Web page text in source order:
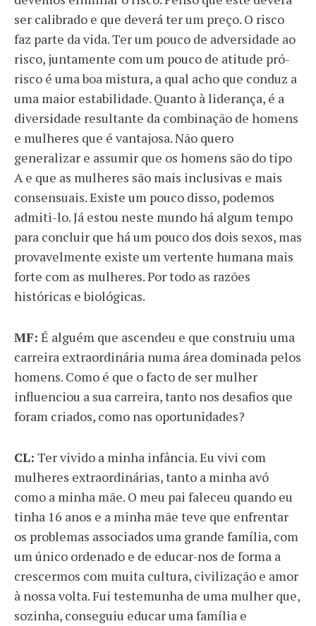
ser calibrado e que deverá ter um preço. O risco
faz parte da vida. Ter um pouco de adversidade ao
risco, juntamente com um pouco de atitude pró-
risco é uma boa mistura, a qual acho que conduz a
uma maior estabilidade. Quanto à liderança, é a
diversidade resultante da combinação de homens
e mulheres que é vantajosa. Não quero
generalizar e assumir que os homens são do tipo
A e que as mulheres são mais inclusivas e mais
consensuais. Existe um pouco disso, podemos
admiti-lo. Já estou neste mundo há algum tempo
para concluir que há um pouco dos dois sexos, mas
provavelmente existe um vertente humana mais
forte com as mulheres. Por todo as razões
históricas e biológicas.
MF: É alguém que ascendeu e que construiu uma
carreira extraordinária numa área dominada pelos
homens. Como é que o facto de ser mulher
influenciou a sua carreira, tanto nos desafios que
foram criados, como nas oportunidades?
CL: Ter vivido a minha infância. Eu vivi com
mulheres extraordinárias, tanto a minha avó
como a minha mãe. O meu pai faleceu quando eu
tinha 16 anos e a minha mãe teve que enfrentar
os problemas associados uma grande família, com
um único ordenado e de educar-nos de forma a
crescermos com muita cultura, civilização e amor
à nossa volta. Fui testemunha de uma mulher que,
sozinha, conseguiu educar uma família e